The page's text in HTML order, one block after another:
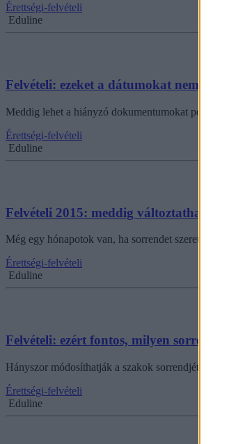
Érettségi-felvételi
Eduline
Felvételi: ezeket a dátumokat nem
Meddig lehet a hiányzó dokumentumokat
Érettségi-felvételi
Eduline
Felvételi 2015: meddig változtathattok
Még egy hónapotok van, ha sorrendet szeretnétek
Érettségi-felvételi
Eduline
Felvételi: ezért fontos, milyen
Hányszor módosíthatják a szakok sorrendjét a
Érettségi-felvételi
Eduline